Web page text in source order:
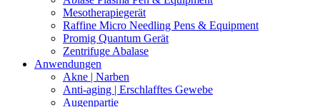
Mesotherapiegerät
Raffine Micro Needling Pens & Equipment
Promig Quantum Gerät
Zentrifuge Abalase
Anwendungen
Akne | Narben
Anti-aging | Erschlafftes Gewebe
Augenpartie